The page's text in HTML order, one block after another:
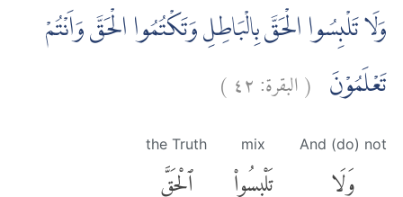
وَلَا تَلْبِسُوا الْحَقَّ بِالْبَاطِلِ وَتَكْتُمُوا الْحَقَّ وَاَنْتُمْ
تَعْلَمُوْنَ (البقرة:٤٢)
And (do) not
وَلَا
mix
تَلْبِسُوا۟
the Truth
ٱلْحَقَّ